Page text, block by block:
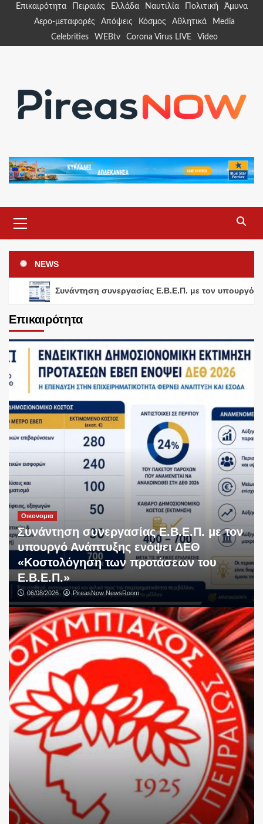
Επικαιρότητα Πειραιάς Ελλάδα Ναυτιλία Πολιτική
Άμυνα
Αερο-μεταφορές
Απόψεις Κόσμος Αθλητικά
Media
Celebrities
WEBtv Corona Virus LIVE Video
Menu
NEWS
Συνάντηση συνεργασίας Ε.Β.Ε.Π. με τον υπουργό
Επικαιρότητα
Οικονομια
Συνάντηση συνεργασίας Ε.Β.Ε.Π. με τον
υπουργό Ανάπτυξης ενόψει ΔΕΘ
«Κοστολόγηση των προτάσεων του
Ε.Β.Ε.Π.»
06/08/2026 PireasNow NewsRoom